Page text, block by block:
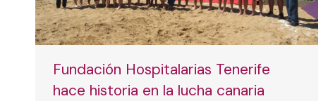
Fundación Hospitalarias Tenerife
hace historia en la lucha canaria